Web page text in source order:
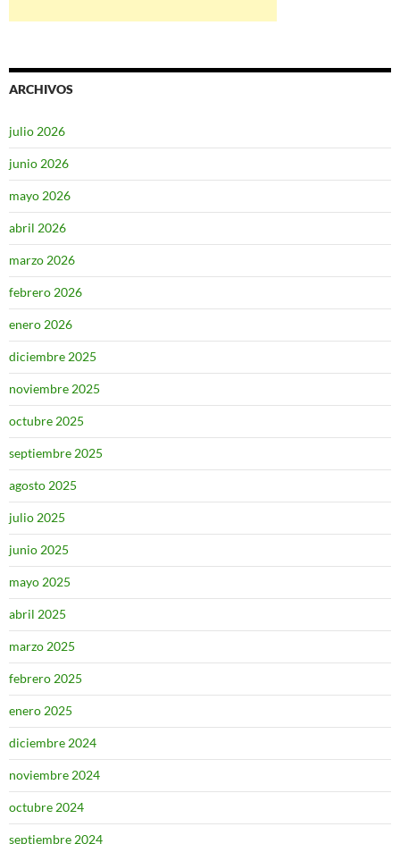
ARCHIVOS
julio 2026
junio 2026
mayo 2026
abril 2026
marzo 2026
febrero 2026
enero 2026
diciembre 2025
noviembre 2025
octubre 2025
septiembre 2025
agosto 2025
julio 2025
junio 2025
mayo 2025
abril 2025
marzo 2025
febrero 2025
enero 2025
diciembre 2024
noviembre 2024
octubre 2024
septiembre 2024